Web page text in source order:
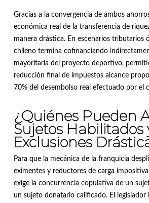
Gracias a la convergencia de ambos
económica real de la transferencia de
manera drástica. En escenarios tributarios
chileno termina cofinanciando
mayoritaria del proyecto deportivo,
reducción final de impuestos alcance
70% del desembolso real efectuado por el
¿Quiénes Pueden
Sujetos Habilitados
Exclusiones
Para que la mecánica de la franquicia
eximentes y reductores de carga
exige la concurrencia copulativa de un
un sujeto donatario calificado. El legislador